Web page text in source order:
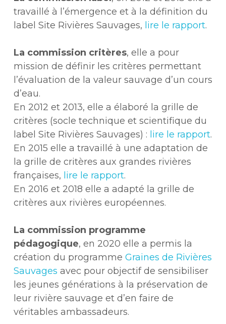
travaillé à l’émergence et à la définition du
label Site Rivières Sauvages, lire le rapport.
La commission critères, elle a pour
mission de définir les critères permettant
l’évaluation de la valeur sauvage d’un cours
d’eau.
En 2012 et 2013, elle a élaboré la grille de
critères (socle technique et scientifique du
label Site Rivières Sauvages) : lire le rapport.
En 2015 elle a travaillé à une adaptation de
la grille de critères aux grandes rivières
françaises, lire le rapport.
En 2016 et 2018 elle a adapté la grille de
critères aux rivières européennes.
La commission programme
pédagogique, en 2020 elle a permis la
création du programme Graines de Rivières
Sauvages avec pour objectif de sensibiliser
les jeunes générations à la préservation de
leur rivière sauvage et d’en faire de
véritables ambassadeurs.